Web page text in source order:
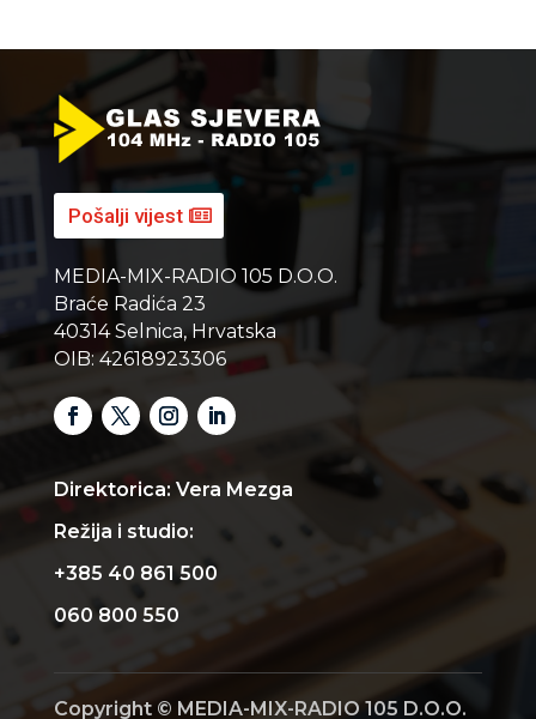
Pošalji vijest
MEDIA-MIX-RADIO 105 D.O.O.
Braće Radića 23
40314 Selnica, Hrvatska
OIB: 42618923306
Direktorica: Vera Mezga
Režija i studio:
+385 40 861 500
060 800 550
Copyright © MEDIA-MIX-RADIO 105 D.O.O.